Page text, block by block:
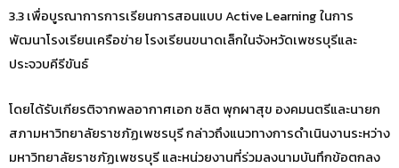
3.3 เพื่อบูรณาการการเรียนการสอนแบบ Active Learning ในการ
พัฒนาโรงเรียนเครือข่าย โรงเรียนขนาดเล็กในจังหวัดเพชรบุรีและ
ประจวบคีรีขันธ์
โดยได้รับเกียรติจากพลอากาศเอก ชลิต พุกผาสุข องคมนตรีและนายก
สภามหาวิทยาลัยราชภัฏเพชรบุรี กล่าวถึงแนวทางการดำเนินงานระหว่าง
มหาวิทยาลัยราชภัฏเพชรบุรี และหน่วยงานที่ร่วมลงนามบันทึกข้อตกลง